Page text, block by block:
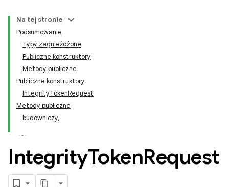
Na tej stronie
Podsumowanie
Typy zagnieżdżone
Publiczne konstruktory
Metody publiczne
Publiczne konstruktory
IntegrityTokenRequest
Metody publiczne
budowniczy,
IntegrityTokenRequest